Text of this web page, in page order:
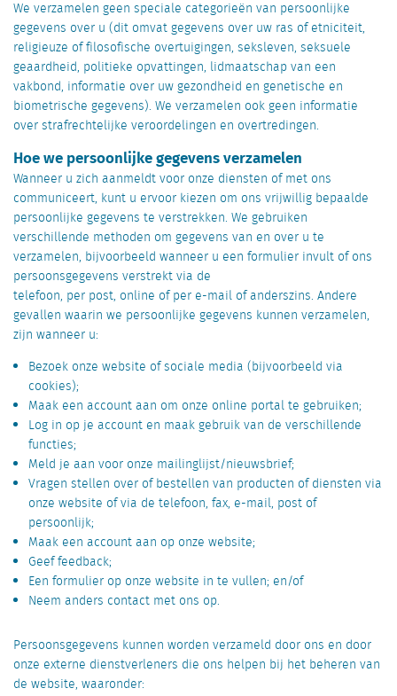
We verzamelen geen speciale categorieën van persoonlijke
gegevens over u (dit omvat gegevens over uw ras of etniciteit,
religieuze of filosofische overtuigingen, seksleven, seksuele
geaardheid, politieke opvattingen, lidmaatschap van een
vakbond, informatie over uw gezondheid en genetische en
biometrische gegevens). We verzamelen ook geen informatie
over strafrechtelijke veroordelingen en overtredingen.
Hoe we persoonlijke gegevens verzamelen
Wanneer u zich aanmeldt voor onze diensten of met ons
communiceert, kunt u ervoor kiezen om ons vrijwillig bepaalde
persoonlijke gegevens te verstrekken. We gebruiken
verschillende methoden om gegevens van en over u te
verzamelen, bijvoorbeeld wanneer u een formulier invult of ons
persoonsgegevens verstrekt via de
telefoon, per post, online of per e-mail of anderszins. Andere
gevallen waarin we persoonlijke gegevens kunnen verzamelen,
zijn wanneer u:
Bezoek onze website of sociale media (bijvoorbeeld via
cookies);
Maak een account aan om onze online portal te gebruiken;
Log in op je account en maak gebruik van de verschillende
functies;
Meld je aan voor onze mailinglijst/nieuwsbrief;
Vragen stellen over of bestellen van producten of diensten via
onze website of via de telefoon, fax, e-mail, post of
persoonlijk;
Maak een account aan op onze website;
Geef feedback;
Een formulier op onze website in te vullen; en/of
Neem anders contact met ons op.
Persoonsgegevens kunnen worden verzameld door ons en door
onze externe dienstverleners die ons helpen bij het beheren van
de website, waaronder: